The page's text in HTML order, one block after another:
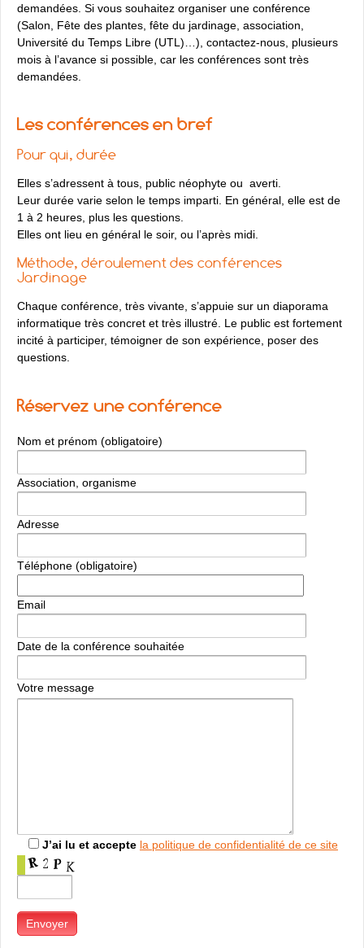
demandées. Si vous souhaitez organiser une conférence
(Salon, Fête des plantes, fête du jardinage, association,
Université du Temps Libre (UTL)…), contactez-nous, plusieurs
mois à l’avance si possible, car les conférences sont très
demandées.
Les conférences en bref
Pour qui, durée
Elles s’adressent à tous, public néophyte ou averti.
Leur durée varie selon le temps imparti. En général, elle est de
1 à 2 heures, plus les questions.
Elles ont lieu en général le soir, ou l’après midi.
Méthode, déroulement des conférences
Jardinage
Chaque conférence, très vivante, s’appuie sur un diaporama
informatique très concret et très illustré. Le public est fortement
incité à participer, témoigner de son expérience, poser des
questions.
Réservez une conférence
Nom et prénom (obligatoire)
Association, organisme
Adresse
Téléphone (obligatoire)
Email
Date de la conférence souhaitée
Votre message
J’ai lu et accepte la politique de confidentialité de ce site